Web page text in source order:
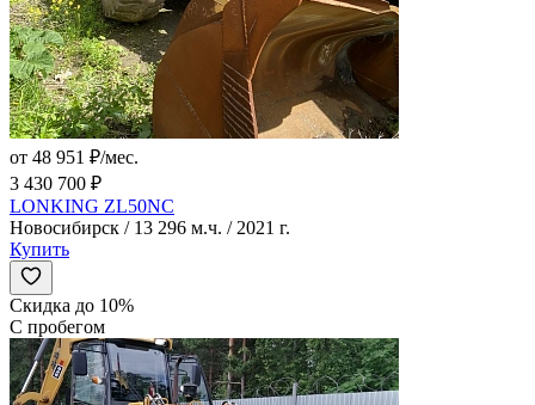
от 48 951 ₽/мес.
3 430 700 ₽
LONKING ZL50NC
Новосибирск / 13 296 м.ч. / 2021 г.
Купить
Скидка до 10%
С пробегом